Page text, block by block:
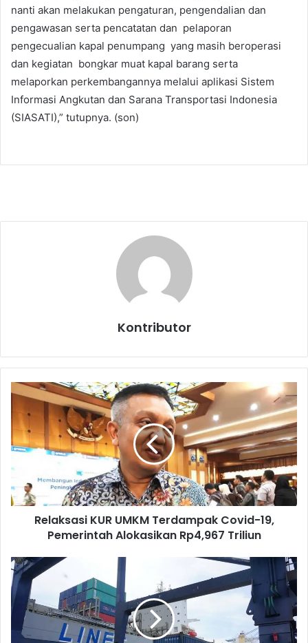
nanti akan melakukan pengaturan, pengendalian dan
pengawasan serta pencatatan dan pelaporan
pengecualian kapal penumpang yang masih beroperasi
dan kegiatan bongkar muat kapal barang serta
melaporkan perkembangannya melalui aplikasi Sistem
Informasi Angkutan dan Sarana Transportasi Indonesia
(SIASATI),” tutupnya. (son)
Kontributor
l
a
k
s
i
U
M
K
M
Relaksasi KUR UMKM Terdampak Covid-19,
Pemerintah Alokasikan Rp4,967 Triliun
I
n
o
v